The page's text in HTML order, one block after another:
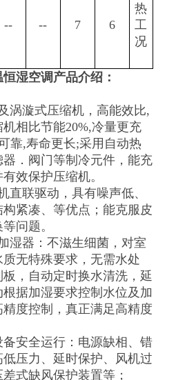
-- -- 7 6
热
工
况
恒湿空调产品介绍：
涡漩式压缩机，高能效比,
相比节能20%,冷量更充
靠,寿命更长;采用自动热
．阀门等制冷元件，能充
效保护压缩机。
直联驱动，具有噪声低、
紧凑、等优点；能克服皮
问题。
湿器：不滋生细菌，对室
无特殊要求，无需水处
，自动定时换水清洗，延
据加湿要求控制水位及加
度控制，真正满足高精度
安全运行：电源缺相、错
压力、延时保护、风机过
式缺风保护装置等；